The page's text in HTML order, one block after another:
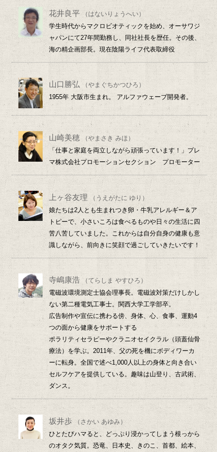
花井良平
（はないりょうへい）
学生時代からマクロビオティックを始め、オーサワジ
ャパンにて27年間勤務し、同社社長を歴任。その後、
海の精企画部長。現在陰陽ライフ代表取締役
山口勝弘
（やまぐちかつひろ）
1955年 大阪市生まれ。 アルファウェーブ開発者。
山崎美穂
（やまさき みほ）
「仕事と家庭を両立しながら頑張っています！」プレ
マ株式会社プロモーションセクション プロモーター
上ヶ谷友理
（うえがたに ゆり）
娘たちは2人とも生まれつき卵・牛乳アレルギー＆ア
トピーで、小さいころは食べるものや日々の生活に四
苦八苦していました。これからは自分自身の健康も意
識しながら、前向きに笑顔で過ごしていきたいです！
寺嶋康浩
（てらしま やすひろ）
電磁波環境測定士協会理事長。電磁波対策だけしかし
ない第二種電気工事士。関西大学工学部卒。
広告制作や宣伝に携わる傍、身体、心、食事、運動4
つの面から健康をサポートする
ポラリティセラピーやクラニオセイクラル（頭蓋仙骨
療法）を学ぶ。2011年、父の死を機にボディワーカ
ーに転身。全国で述べ1,000人以上の身体と向き合い
セルフケアを提供している。趣味は山登り、古武術、
ダンス。
坂井歩 （さかい あゆみ）
ひとたびハマると、どっぷり浸かってしまう根っから
のオタク気質。恐竜、日本史、きのこ、首都、絵本、